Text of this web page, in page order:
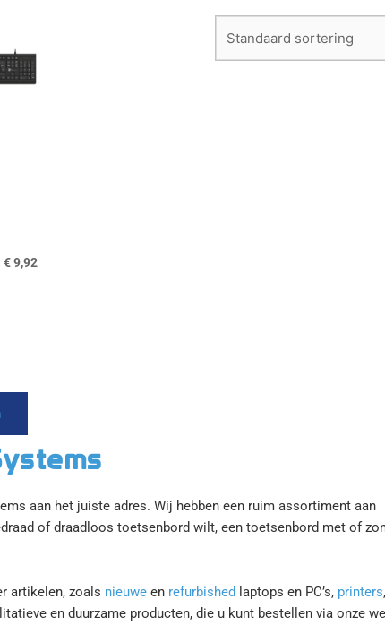
€9,92
aan het juiste adres. Wij hebben een ruim assortiment aan
of draadloos toetsenbord wilt, een toetsenbord met of
artikelen, zoals nieuwe en refurbished laptops en PC’s, printers,
en duurzame producten, die u kunt bestellen via onze